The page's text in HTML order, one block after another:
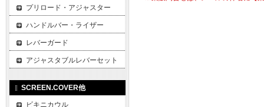
プリロード・アジャスター
ハンドルバー・ライザー
レバーガード
アジャスタブルレバーセット
SCREEN.COVER他
ビキニカウル